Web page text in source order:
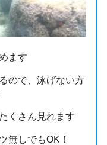
ます
ので、泳げない方
くさん見れます
無しでもOK！